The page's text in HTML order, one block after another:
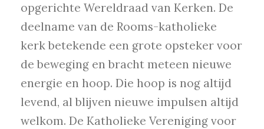
opgerichte Wereldraad van Kerken. De
deelname van de Rooms-katholieke
kerk betekende een grote opsteker voor
de beweging en bracht meteen nieuwe
energie en hoop. Die hoop is nog altijd
levend, al blijven nieuwe impulsen altijd
welkom. De Katholieke Vereniging voor